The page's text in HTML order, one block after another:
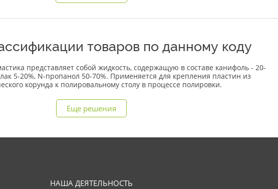
товаров по данному коду
представляет собой жидкость, содержащую в составе канифоль - 20-
5-20%, N-пропанол 50-70%. Применяется для крепления пластин из
корунда к полировальному столу в процессе полировки.
Еще решения
НАША ДЕЯТЕЛЬНОСТЬ